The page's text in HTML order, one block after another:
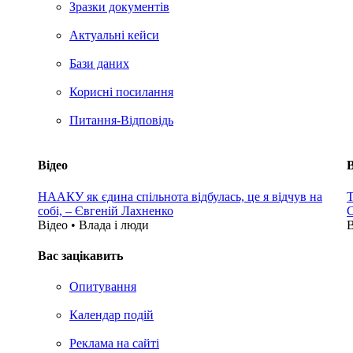
Зразки документів
Актуальні кейси
Бази даних
Корисні посилання
Питання-Відповідь
Відео
НААКУ як єдина спільнота відбулась, це я відчув на
собі, – Євгеній Лахненко
Відео • Влада i люди
Вас зацікавить
Опитування
Календар подій
Реклама на сайтi